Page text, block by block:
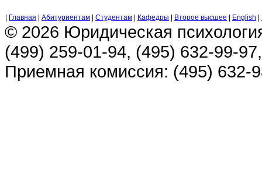
Главная Абитуриентам Студентам Кафедры Второе высшее English
© 2026 Юридическая
(499) 259-01-94, (495) 632-99-
Приемная комиссия: (495) 632-